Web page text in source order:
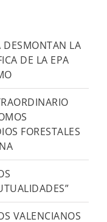
DESMONTAN LA
DE LA EPA
FORESTALES
VALENCIANOS